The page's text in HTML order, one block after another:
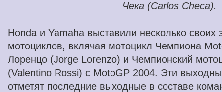
Чека (Carlos Checa).
Honda и Yamaha выставили несколько своих
мотоциклов, вклячая мотоцикл Чемпиона
Лоренцо (Jorge Lorenzo) и Чемпионский
(Valentino Rossi) с MotoGP 2004. Эти
отметят последние выходные в составе